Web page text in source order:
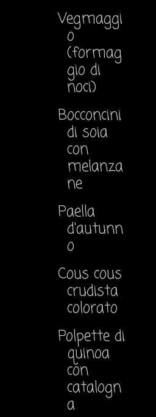
Vegmaggi
o
(formag
gio di
noci)
Bocconcini
di soia
con
melanza
ne
Paella
d'autunn
o
Cous cous
crudista
colorato
Polpette di
quinoa
con
catalogn
a